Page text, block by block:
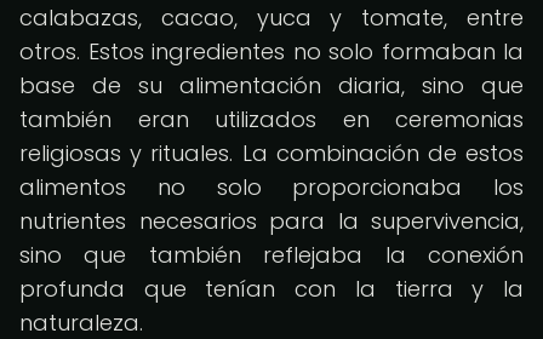
calabazas, cacao, yuca y tomate, entre
otros. Estos ingredientes no solo formaban la
base de su alimentación diaria, sino que
también eran utilizados en ceremonias
religiosas y rituales. La combinación de estos
alimentos no solo proporcionaba los
nutrientes necesarios para la supervivencia,
sino que también reflejaba la conexión
profunda que tenían con la tierra y la
naturaleza.